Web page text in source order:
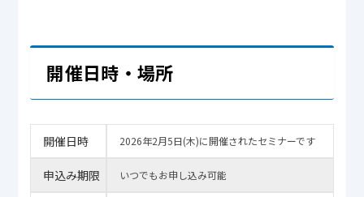
開催日時・場所
開催日時 2026年2月5日(木)に開催されたセミナーです
申込み期限 いつでもお申し込み可能